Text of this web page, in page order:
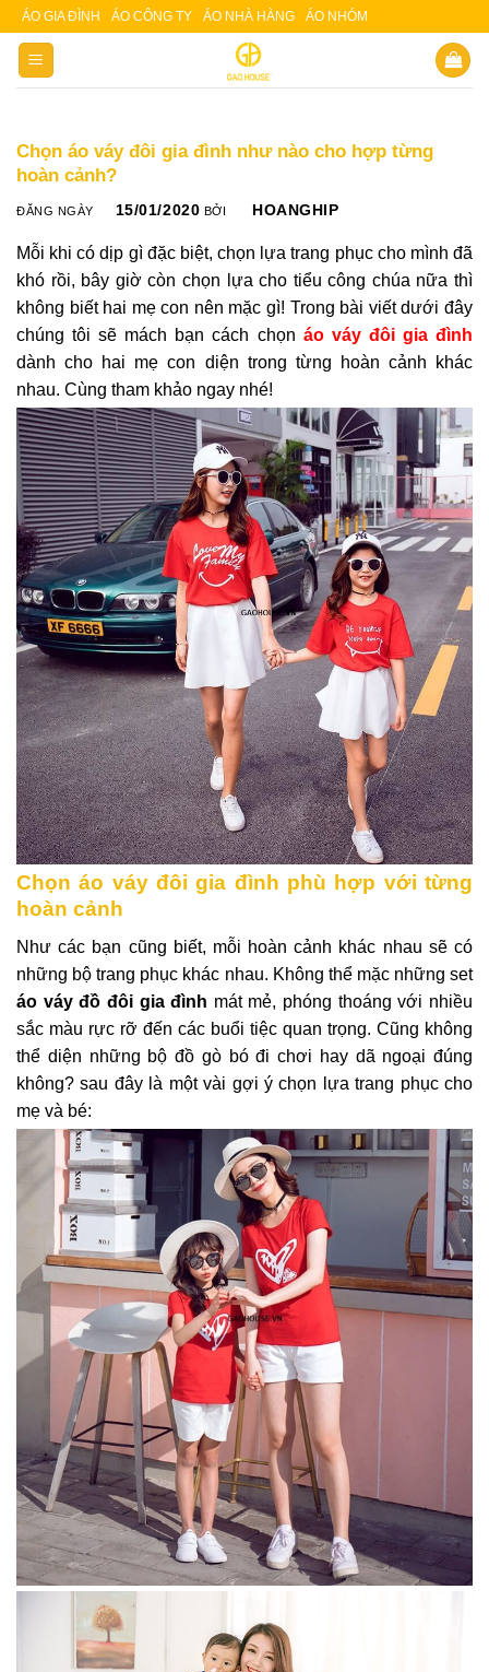
Skip
content
ÁO GIA ĐÌNH ÁO CÔNG TY ÁO NHÀ HÀNG ÁO NHÓM
Chọn áo váy đôi gia đình như nào cho hợp từng
hoàn cảnh?
ĐĂNG NGÀY 15/01/2020 BỞI HOANGHIP
Mỗi khi có dịp gì đặc biệt, chọn lựa trang phục cho mình đã
khó rồi, bây giờ còn chọn lựa cho tiểu công chúa nữa thì
không biết hai mẹ con nên mặc gì! Trong bài viết dưới đây
chúng tôi sẽ mách bạn cách chọn áo váy đôi gia đình
dành cho hai mẹ con diện trong từng hoàn cảnh khác
nhau. Cùng tham khảo ngay nhé!
Chọn áo váy đôi gia đình phù hợp với từng
hoàn cảnh
Như các bạn cũng biết, mỗi hoàn cảnh khác nhau sẽ có
những bộ trang phục khác nhau. Không thể mặc những set
áo váy đồ đôi gia đình mát mẻ, phóng thoáng với nhiều
sắc màu rực rỡ đến các buổi tiệc quan trọng. Cũng không
thể diện những bộ đồ gò bó đi chơi hay dã ngoại đúng
không? sau đây là một vài gợi ý chọn lựa trang phục cho
mẹ và bé: